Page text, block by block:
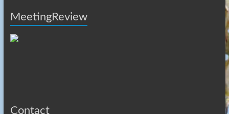
MeetingReview
Contact